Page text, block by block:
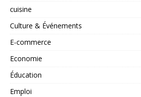
cuisine
Culture & Événements
E-commerce
Economie
Éducation
Emploi